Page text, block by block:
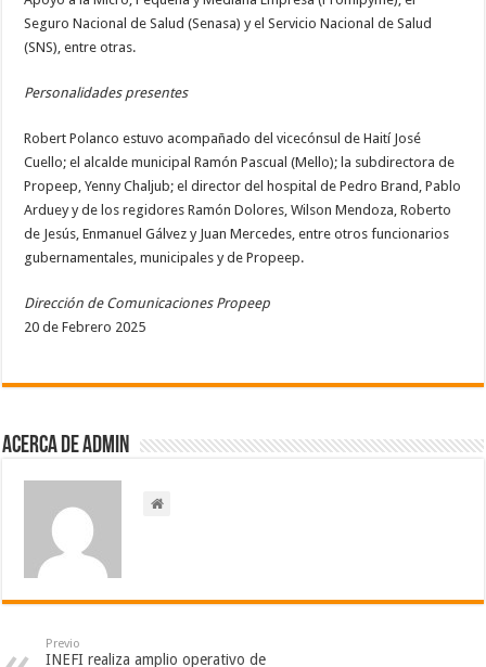
Seguro Nacional de Salud (Senasa) y el Servicio Nacional de Salud
(SNS), entre otras.
Personalidades presentes
Robert Polanco estuvo acompañado del vicecónsul de Haití José
Cuello; el alcalde municipal Ramón Pascual (Mello); la subdirectora de
Propeep, Yenny Chaljub; el director del hospital de Pedro Brand, Pablo
Arduey y de los regidores Ramón Dolores, Wilson Mendoza, Roberto
de Jesús, Enmanuel Gálvez y Juan Mercedes, entre otros funcionarios
gubernamentales, municipales y de Propeep.
Dirección de Comunicaciones Propeep
20 de Febrero 2025
Acerca de admin
Previo
INEFI realiza amplio operativo de